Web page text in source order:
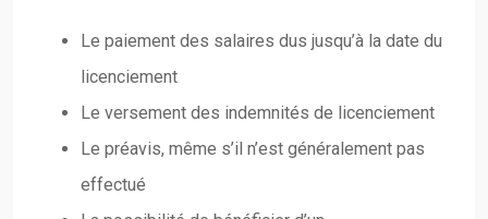
Le paiement des salaires dus jusqu’à la date du
licenciement
Le versement des indemnités de licenciement
Le préavis, même s’il n’est généralement pas
effectué